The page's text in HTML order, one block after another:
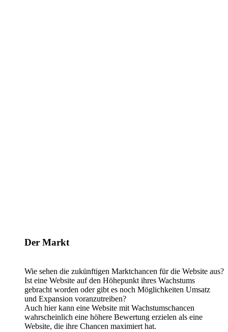
Der Markt
Wie sehen die zukünftigen Marktchancen für die Website aus?
Ist eine Website auf den Höhepunkt ihres Wachstums
gebracht worden oder gibt es noch Möglichkeiten Umsatz
und Expansion voranzutreiben?
Auch hier kann eine Website mit Wachstumschancen
wahrscheinlich eine höhere Bewertung erzielen als eine
Website, die ihre Chancen maximiert hat.